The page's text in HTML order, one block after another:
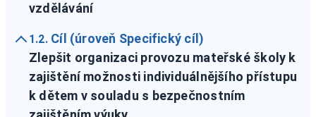
vzdělávání
1.2. Cíl (úroveň Specifický cíl)
Zlepšit organizaci provozu mateřské školy k
zajištění možnosti individuálnějšího přístupu
k dětem v souladu s bezpečnostním